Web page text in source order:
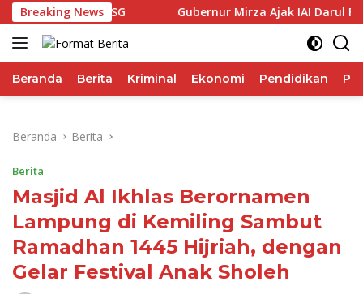
Langsung
ke
konten
Breaking News
Performa IHSG Gubernur Mirza Ajak IAI Darul
Beranda Berita Kriminal Ekonomi Pendidikan
Beranda Berita
Berita
Masjid Al Ikhlas Berornamen
Lampung di Kemiling Sambut
Ramadhan 1445 Hijriah, dengan
Gelar Festival Anak Sholeh